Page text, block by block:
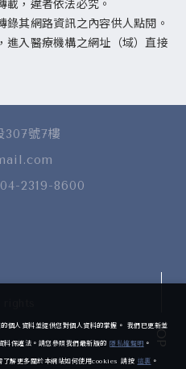
載，違者依法必究。
其網路資訊之內容供人點閱。
進入醫療機構之網址（域）直接
307號7樓
04-2319-8600
TOP
個人資料並提供您對個人資料的掌握。 我們已更新並
料保護法。請您參照我們最新版的 隱私權聲明 。
解更多關於本網站如何使用cookies 請按 這裏 。